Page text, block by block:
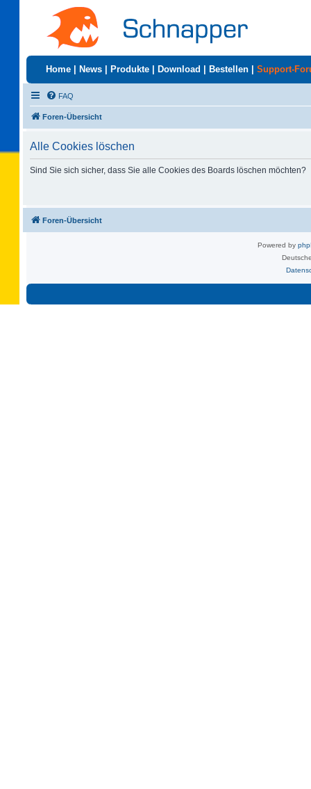
Home News Produkte Download Bestellen Support-
FAQ
Foren-Übersicht
Alle Cookies löschen
Sind Sie sich sicher, dass Sie alle Cookies des Boards löschen möchten?
Foren-Übersicht
Powered by